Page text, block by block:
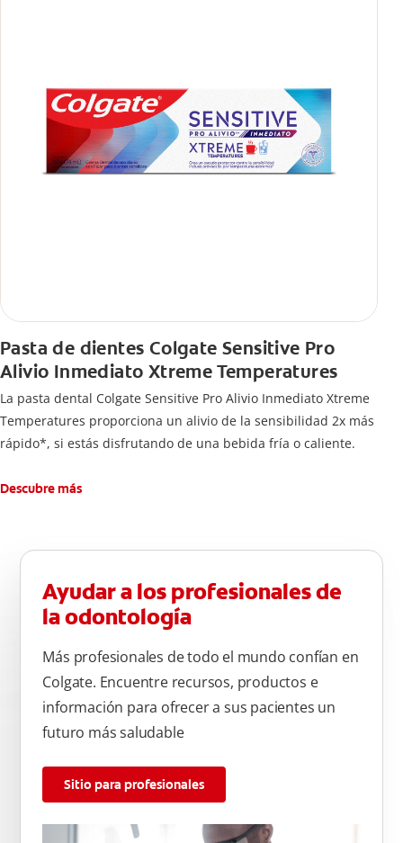
Pasta de dientes Colgate Sensitive Pro
Alivio Inmediato Xtreme Temperatures
La pasta dental Colgate Sensitive Pro Alivio Inmediato Xtreme
Temperatures proporciona un alivio de la sensibilidad 2x más
rápido*, si estás disfrutando de una bebida fría o caliente.
Descubre más
Ayudar a los profesionales de
la odontología
Más profesionales de todo el mundo confían en
Colgate. Encuentre recursos, productos e
información para ofrecer a sus pacientes un
futuro más saludable
Sitio para profesionales